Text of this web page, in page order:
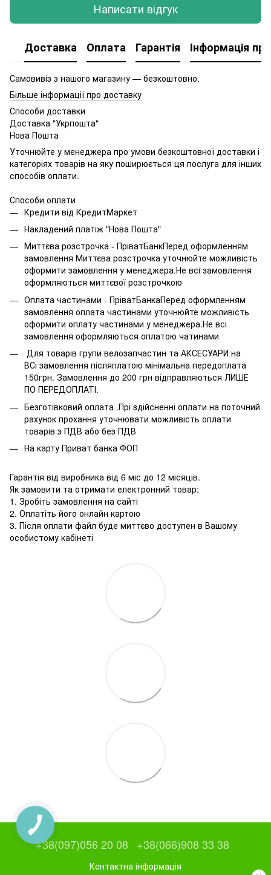
Написати відгук
Доставка Оплата Гарантія Інформація
Самовивіз з нашого магазину — безкоштовно.
Більше інформації про доставку
Способи доставки
Доставка "Укрпошта"
Нова Пошта
Уточнюйте у менеджера про умови безкоштовної доставки і
категоріях товарів на яку поширюється ця послуга для інших
способів оплати.
Способи оплати
Кредити від КредитМаркет
Накладений платіж "Нова Пошта"
Миттєва розстрочка - ПріватБанкПеред оформленням
замовлення Миттєва розстрочка уточнюйте можливість
оформити замовлення у менеджера.Не всі замовлення
оформляються миттєвої розстрочкою
Оплата частинами - ПріватБанкаПеред оформленням
замовлення оплата частинами уточнюйте можливість
оформити оплату частинами у менеджера.Не всі
замовлення оформляються оплатою чатинами
Для товарів групи велозапчастин та АКСЕСУАРИ на
ВСі замовлення післяплатою мінімальна передоплата
150грн. Замовлення до 200 грн відправляються ЛИШЕ
ПО ПЕРЕДОПЛАТІ.
Безготівковий оплата .Прі здійсненні оплати на поточний
рахунок прохання уточнювати можливість оплати
товарів з ПДВ або без ПДВ
На карту Приват банка ФОП
Гарантія від виробника від 6 міс до 12 місяців.
Як замовити та отримати електронний товар:
1. Зробіть замовлення на сайті
2. Оплатіть його онлайн картою
3. Після оплати файл буде миттєво доступен в Вашому
особистому кабінеті
+38(097)056 20 08 +38(066)908 33 38
Контактна інформація